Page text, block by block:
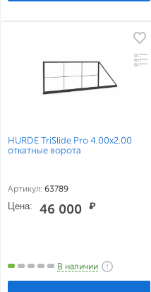
HURDE TriSlide Pro 4.00x2.00
откатные ворота
Артикул: 63789
Цена: 46 000 ₽
В наличии